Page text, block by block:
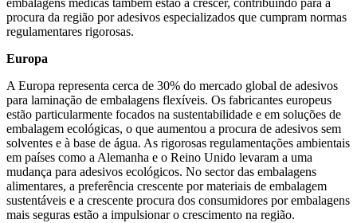
embalagens médicas também estão a crescer, contribuindo para a
procura da região por adesivos especializados que cumpram normas
regulamentares rigorosas.
Europa
A Europa representa cerca de 30% do mercado global de adesivos
para laminação de embalagens flexíveis. Os fabricantes europeus
estão particularmente focados na sustentabilidade e em soluções de
embalagem ecológicas, o que aumentou a procura de adesivos sem
solventes e à base de água. As rigorosas regulamentações ambientais
em países como a Alemanha e o Reino Unido levaram a uma
mudança para adesivos ecológicos. No sector das embalagens
alimentares, a preferência crescente por materiais de embalagem
sustentáveis ​​e a crescente procura dos consumidores por embalagens
mais seguras estão a impulsionar o crescimento na região.